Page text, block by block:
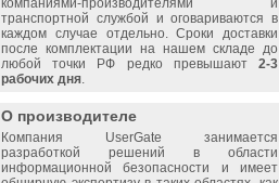
компаниями-производителями и
транспортной службой и оговариваются в
каждом случае отдельно. Сроки доставки
после комплектации на нашем складе до
любой точки РФ редко превышают 2-3
рабочих дня.
О производителе
Компания UserGate занимается
разработкой решений в области
информационной безопасности и имеет